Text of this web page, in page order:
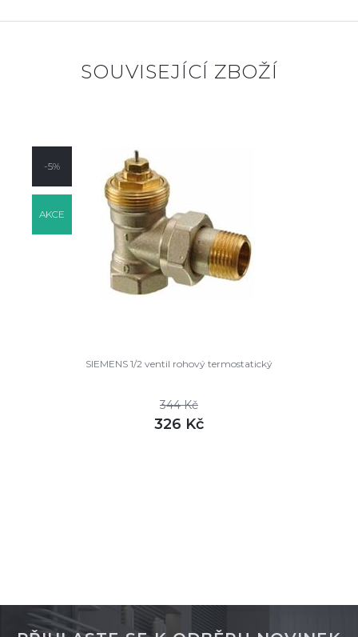
SOUVISEJÍCÍ ZBOŽÍ
-5%
AKCE
SIEMENS 1/2 ventil rohový termostatický
344 Kč
326 Kč